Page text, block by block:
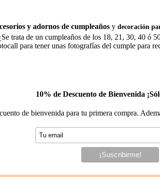
y adornos de cumpleaños y decoración
trata de un cumpleaños de los 18, 21, 30, 40
para tener unas fotografías del cumple para
10% de Descuento de Bienvenida
de bienvenida para tu primera compra.